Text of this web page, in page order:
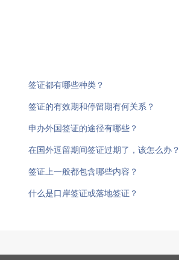
签证都有哪些种类？
签证的有效期和停留期有何关系？
申办外国签证的途径有哪些？
在国外逗留期间签证过期了，该怎么办？
签证上一般都包含哪些内容？
什么是口岸签证或落地签证？